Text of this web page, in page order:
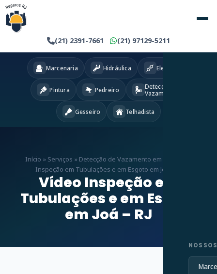
(21) 2391-7661 (21) 97129-5211
Marcenaria Hidráulica Eletricista
Pintura Pedreiro
Detecção
Vazamentos
Gesseiro Telhadista
Início » Serviços » Detecção de Vazamento em RJ
Inspeção em Tubulações e em Esgoto em Joá – RJ
Vídeo Inspeção em
Tubulações e em Esgoto
em Joá – RJ